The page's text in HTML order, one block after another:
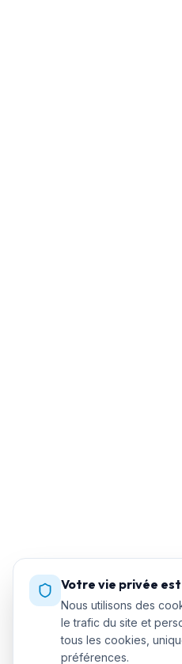
Votre vie privée
Nous utilisons des
le trafic du site et
tous les cookies,
préférences.